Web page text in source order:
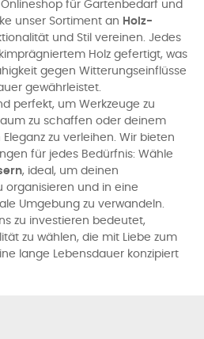
für Gartenbedarf und
unser Sortiment an Holz-
und Stil vereinen. Jedes
Holz gefertigt, was
gegen Witterungseinflüsse
gewährleistet.
perfekt, um Werkzeuge zu
zu schaffen oder deinem
zu verleihen. Wir bieten
für jedes Bedürfnis: Wähle
, ideal, um deinen
organisieren und in eine
Umgebung zu verwandeln.
zu investieren bedeutet,
zu wählen, die mit Liebe zum
lange Lebensdauer konzipiert